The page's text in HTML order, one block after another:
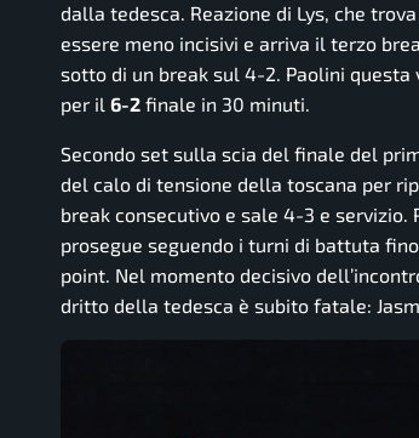
dalla tedesca. Reazione di Lys, che
essere meno incisivi e arriva il terzo
sotto di un break sul 4-2. Paolini
per il 6-2 finale in 30 minuti.
Secondo set sulla scia del finale del
del calo di tensione della toscana per
break consecutivo e sale 4-3 e
prosegue seguendo i turni di battuta
point. Nel momento decisivo
dritto della tedesca è subito fatale: